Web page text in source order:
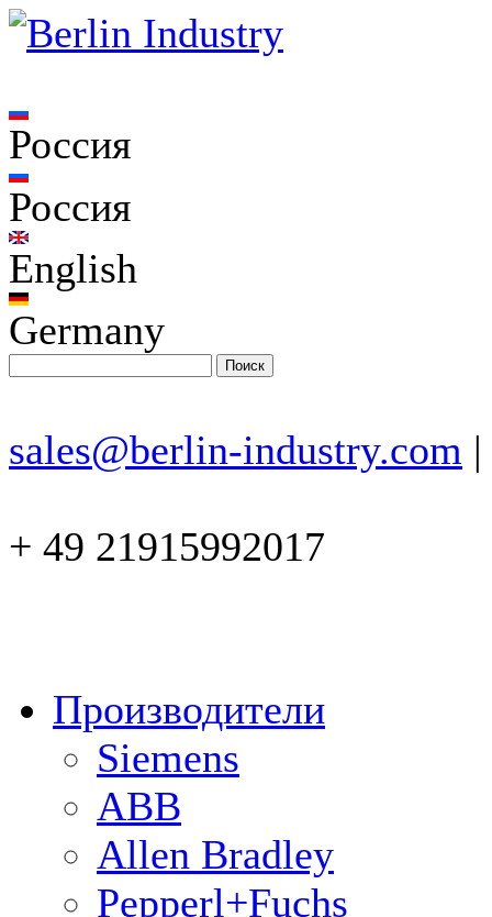
Россия
Россия
English
Germany
sales@berlin-industry.com |
+ 49 21915992017
Производители
Siemens
ABB
Allen Bradley
Pepperl+Fuchs